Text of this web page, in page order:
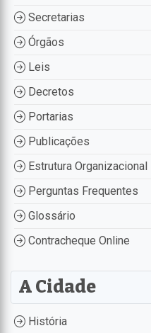
Secretarias
Órgãos
Leis
Decretos
Portarias
Publicações
Estrutura Organizacional
Perguntas Frequentes
Glossário
Contracheque Online
A Cidade
História